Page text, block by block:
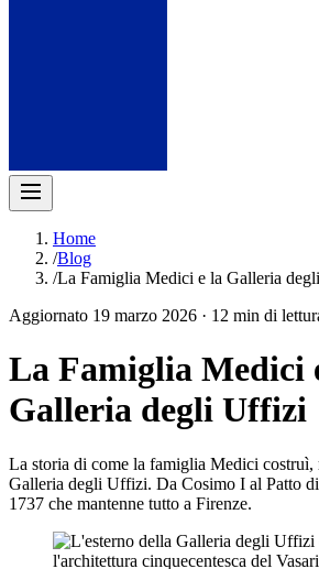
Home
/Blog
/La Famiglia Medici e la Galleria
Aggiornato 19 marzo 2026 · 12 min di
La Famiglia Medici
Galleria degli Uffizi
La storia di come la famiglia Medici costruì,
Galleria degli Uffizi. Da Cosimo I al Patto
1737 che mantenne tutto a Firenze.